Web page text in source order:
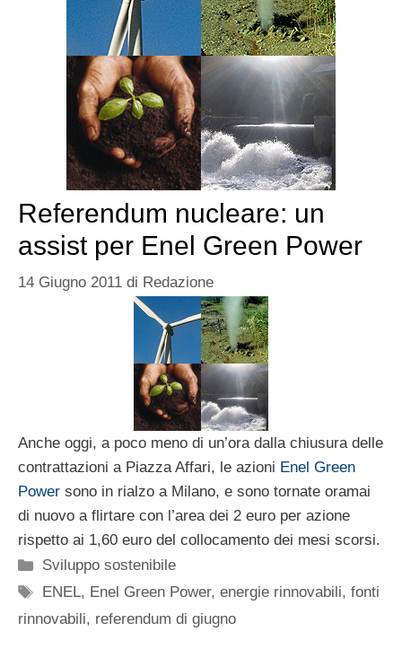
Referendum nucleare: un
assist per Enel Green Power
14 Giugno 2011 di Redazione
Anche oggi, a poco meno di un’ora dalla chiusura delle
contrattazioni a Piazza Affari, le azioni Enel Green
Power sono in rialzo a Milano, e sono tornate oramai
di nuovo a flirtare con l’area dei 2 euro per azione
rispetto ai 1,60 euro del collocamento dei mesi scorsi.
Categorie
Sviluppo sostenibile
Tag
ENEL, Enel Green Power,energie rinnovabili,fonti
rinnovabili, referendum di giugno